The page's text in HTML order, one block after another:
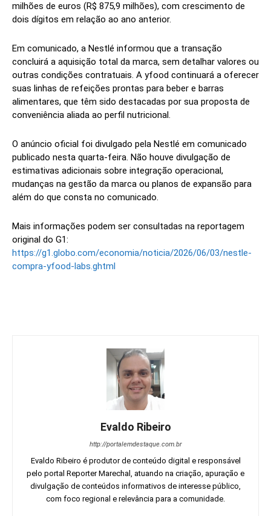
milhões de euros (R$ 875,9 milhões), com crescimento de
dois dígitos em relação ao ano anterior.
Em comunicado, a Nestlé informou que a transação
concluirá a aquisição total da marca, sem detalhar valores ou
outras condições contratuais. A yfood continuará a oferecer
suas linhas de refeições prontas para beber e barras
alimentares, que têm sido destacadas por sua proposta de
conveniência aliada ao perfil nutricional.
O anúncio oficial foi divulgado pela Nestlé em comunicado
publicado nesta quarta-feira. Não houve divulgação de
estimativas adicionais sobre integração operacional,
mudanças na gestão da marca ou planos de expansão para
além do que consta no comunicado.
Mais informações podem ser consultadas na reportagem
original do G1:
https://g1.globo.com/economia/noticia/2026/06/03/nestle-
compra-yfood-labs.ghtml
Evaldo Ribeiro
http://portalemdestaque.com.br
Evaldo Ribeiro é produtor de conteúdo digital e responsável
pelo portal Reporter Marechal, atuando na criação, apuração e
divulgação de conteúdos informativos de interesse público,
com foco regional e relevância para a comunidade.